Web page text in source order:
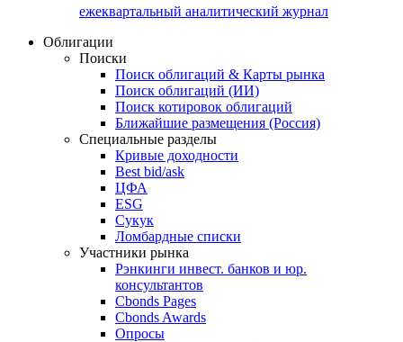
ежеквартальный аналитический журнал
Облигации
Поиски
Поиск облигаций & Карты рынка
Поиск облигаций (ИИ)
Поиск котировок облигаций
Ближайшие размещения (Россия)
Специальные разделы
Кривые доходности
Best bid/ask
ЦФА
ESG
Сукук
Ломбардные списки
Участники рынка
Рэнкинги инвест. банков и юр.
консультантов
Cbonds Pages
Cbonds Awards
Опросы